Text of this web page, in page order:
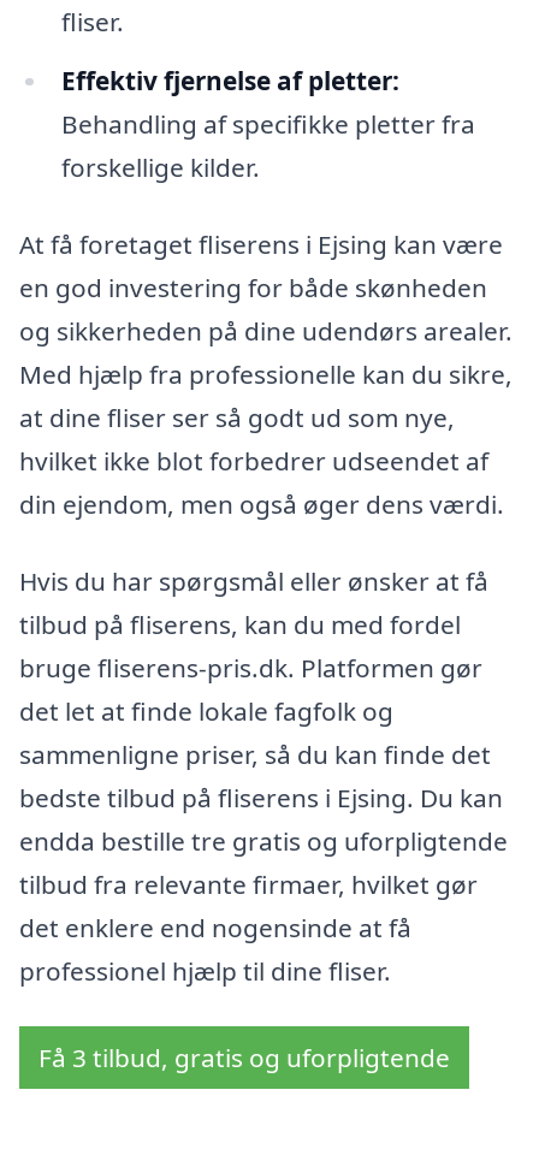
fliser.
Effektiv fjernelse af pletter:
Behandling af specifikke pletter fra
forskellige kilder.
At få foretaget fliserens i Ejsing kan være
en god investering for både skønheden
og sikkerheden på dine udendørs arealer.
Med hjælp fra professionelle kan du sikre,
at dine fliser ser så godt ud som nye,
hvilket ikke blot forbedrer udseendet af
din ejendom, men også øger dens værdi.
Hvis du har spørgsmål eller ønsker at få
tilbud på fliserens, kan du med fordel
bruge fliserens-pris.dk. Platformen gør
det let at finde lokale fagfolk og
sammenligne priser, så du kan finde det
bedste tilbud på fliserens i Ejsing. Du kan
endda bestille tre gratis og uforpligtende
tilbud fra relevante firmaer, hvilket gør
det enklere end nogensinde at få
professionel hjælp til dine fliser.
Få 3 tilbud, gratis og uforpligtende